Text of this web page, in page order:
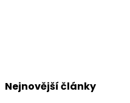
Nejnovější články